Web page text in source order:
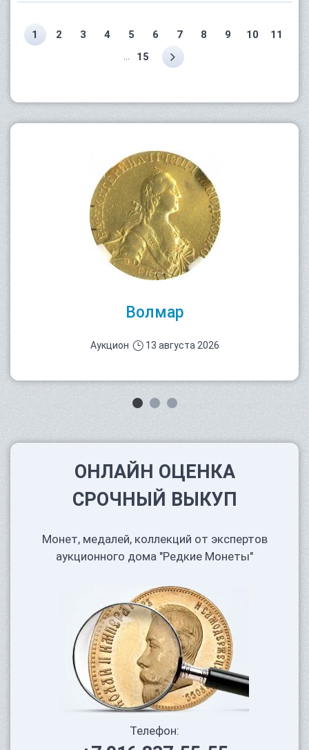
1 2 3 4 5 6 7 8 9 10 11
15
Волмар
Аукцион 13 августа 2026
ОНЛАЙН ОЦЕНКА
СРОЧНЫЙ ВЫКУП
Монет, медалей, коллекций от экспертов
аукционного дома "Редкие Монеты"
Телефон: